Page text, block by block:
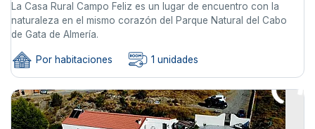
La Casa Rural Campo Feliz es un lugar de encuentro con la
naturaleza en el mismo corazón del Parque Natural del Cabo
de Gata de Almería.
Por habitaciones 1 unidades